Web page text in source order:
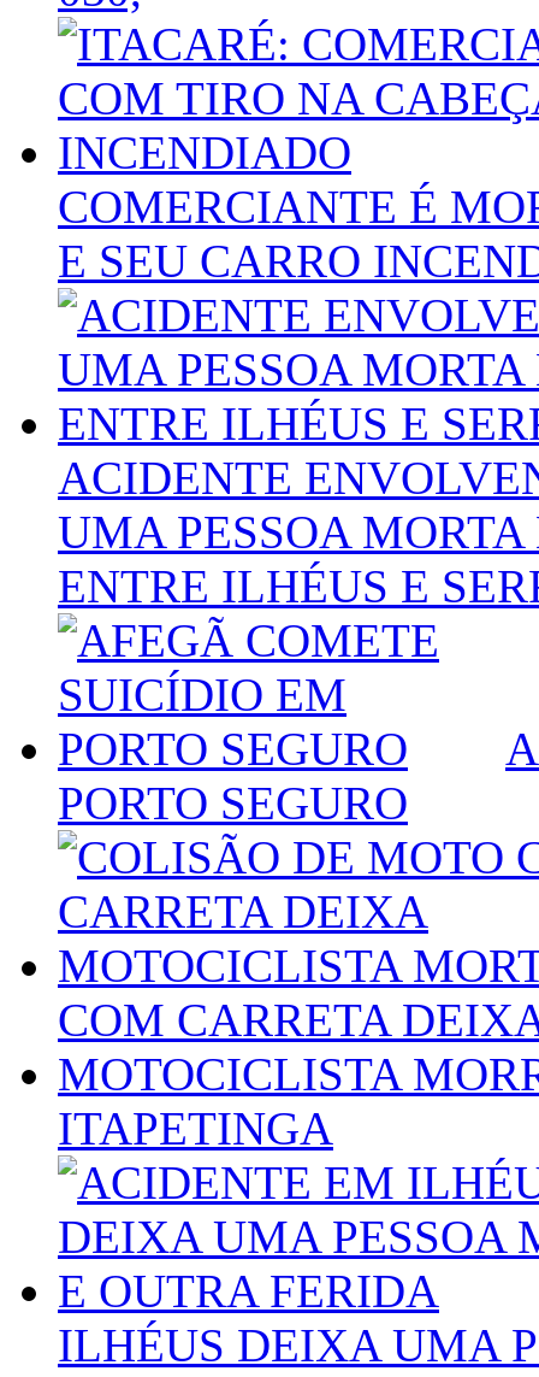
COMERCIANTE É
E SEU CARRO
ACIDENTE
UMA PESSOA
ENTRE ILHÉUS E
PORTO SEGURO
COM CARRETA
MOTOCICLISTA
ITAPETINGA
ILHÉUS DEIXA UMA